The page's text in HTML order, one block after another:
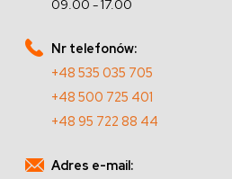
09.00 - 17.00
Nr telefonów:
+48 535 035 705
+48 500 725 401
+48 95 722 88 44
Adres e-mail: